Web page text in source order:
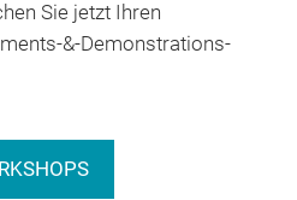
Sie jetzt Ihren
&-Demonstrations-
for